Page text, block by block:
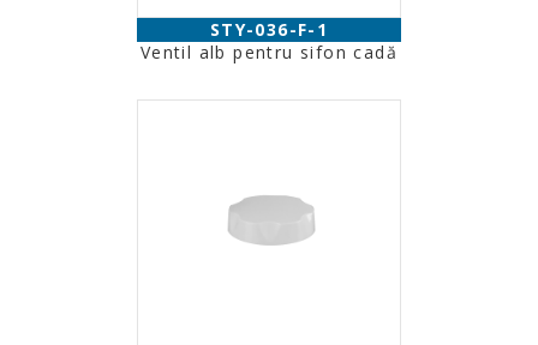
STY-036-F-1
Ventil alb pentru sifon cadă